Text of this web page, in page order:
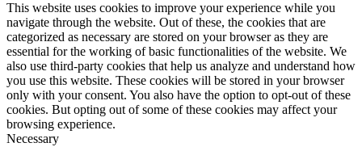
This website uses cookies to improve your experience while you
navigate through the website. Out of these, the cookies that are
categorized as necessary are stored on your browser as they are
essential for the working of basic functionalities of the website. We
also use third-party cookies that help us analyze and understand how
you use this website. These cookies will be stored in your browser
only with your consent. You also have the option to opt-out of these
cookies. But opting out of some of these cookies may affect your
browsing experience.
Necessary